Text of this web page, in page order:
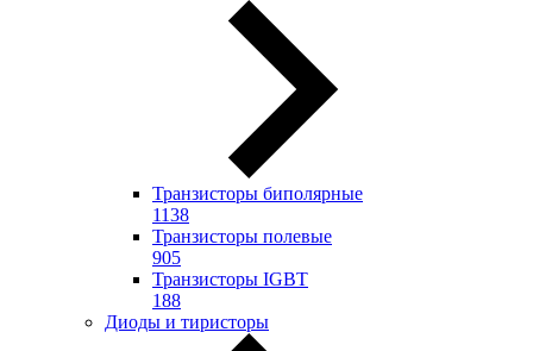
Транзисторы биполярные
1138
Транзисторы полевые
905
Транзисторы IGBT
188
Диоды и тиристоры